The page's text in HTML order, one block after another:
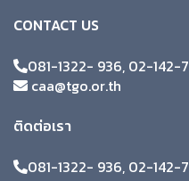
CONTACT US
081-1322- 936, 02-142-
caa@tgo.or.th
ติดต่อเรา
081-1322- 936, 02-142-